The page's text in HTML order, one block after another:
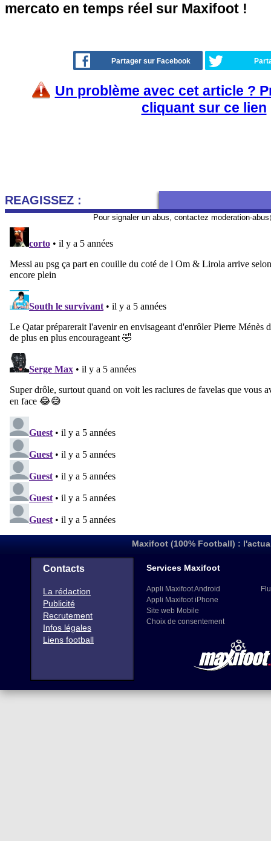
mercato en temps réel sur Maxifoot !
Partager sur Facebook
Un problème avec cet article ?
cliquant sur ce lien
REAGISSEZ :
Pour signaler un abus, contactez moderation-
Maxifoot (100% Football) :
Contacts
La rédaction
Publicité
Recrutement
Infos légales
Liens football
Services Maxifoot
Appli Maxifoot Android
Appli Maxifoot iPhone
Site web Mobile
Choix de consentement